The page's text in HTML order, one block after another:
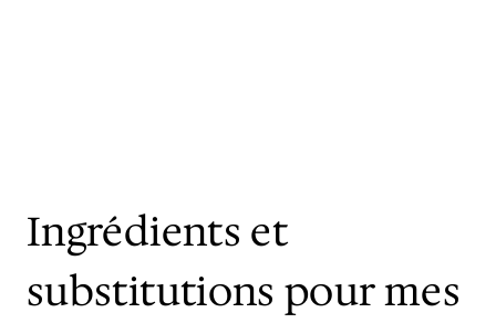
Ingrédients et
substitutions pour mes